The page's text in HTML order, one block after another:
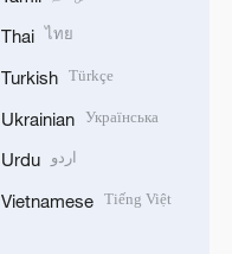
Thai ไทย
Turkish Türkçe
Ukrainian Українська
Urdu اردو
Vietnamese Tiếng Việt